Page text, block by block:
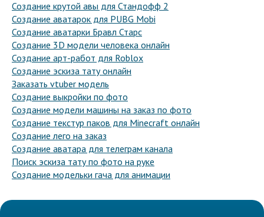
Создание крутой авы для Стандофф 2
Создание аватарок для PUBG Mobi
Создание аватарки Бравл Старс
Создание 3D модели человека онлайн
Создание арт-работ для Roblox
Создание эскиза тату онлайн
Заказать vtuber модель
Создание выкройки по фото
Создание модели машины на заказ по фото
Создание текстур паков для Minecraft онлайн
Создание лего на заказ
Создание аватара для телеграм канала
Поиск эскиза тату по фото на руке
Создание модельки гача для анимации